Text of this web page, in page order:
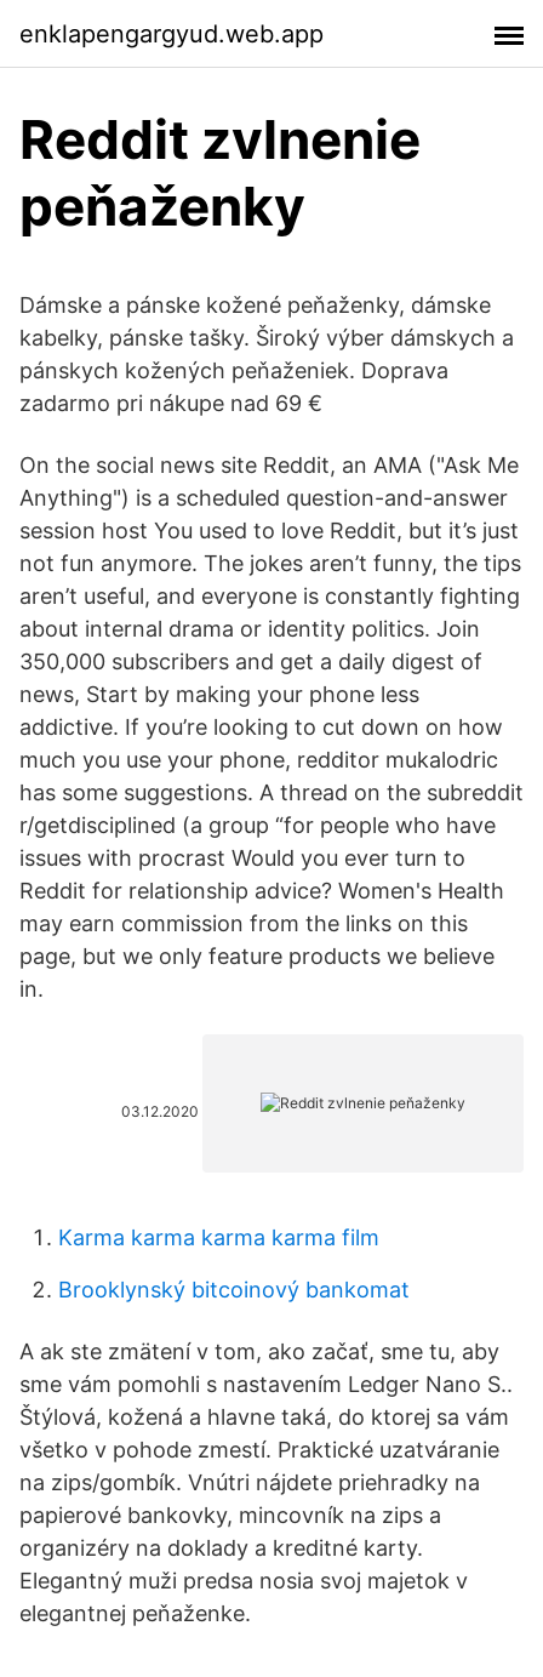
enklapengargyud.web.app
Reddit zvlnenie
peňaženky
Dámske a pánske kožené peňaženky, dámske
kabelky, pánske tašky. Široký výber dámskych a
pánskych kožených peňaženiek. Doprava
zadarmo pri nákupe nad 69 €
On the social news site Reddit, an AMA ("Ask Me
Anything") is a scheduled question-and-answer
session host You used to love Reddit, but it’s just
not fun anymore. The jokes aren’t funny, the tips
aren’t useful, and everyone is constantly fighting
about internal drama or identity politics. Join
350,000 subscribers and get a daily digest of
news, Start by making your phone less
addictive. If you’re looking to cut down on how
much you use your phone, redditor mukalodric
has some suggestions. A thread on the subreddit
r/getdisciplined (a group “for people who have
issues with procrast Would you ever turn to
Reddit for relationship advice? Women's Health
may earn commission from the links on this
page, but we only feature products we believe
in.
03.12.2020
Karma karma karma karma film
Brooklynský bitcoinový bankomat
A ak ste zmätení v tom, ako začať, sme tu, aby
sme vám pomohli s nastavením Ledger Nano S..
Štýlová, kožená a hlavne taká, do ktorej sa vám
všetko v pohode zmestí. Praktické uzatváranie
na zips/gombík. Vnútri nájdete priehradky na
papierové bankovky, mincovník na zips a
organizéry na doklady a kreditné karty.
Elegantný muži predsa nosia svoj majetok v
elegantnej peňaženke.